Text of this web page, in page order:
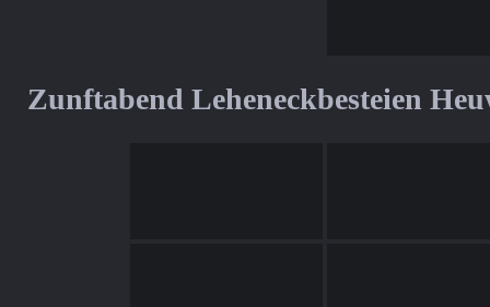
Zunftabend Leheneckbesteien